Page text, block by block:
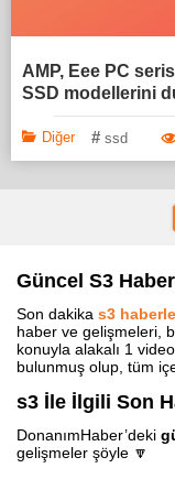
AMP, Eee PC
SSD modellerini
Diğer # ssd
Güncel S3
Son dakika s3
haber ve gelişmeleri,
konuyla alakalı 1
bulunmuş olup, tüm
s3 İle İlgili Son
DonanımHaber’deki
gelişmeler şöyle 🔽